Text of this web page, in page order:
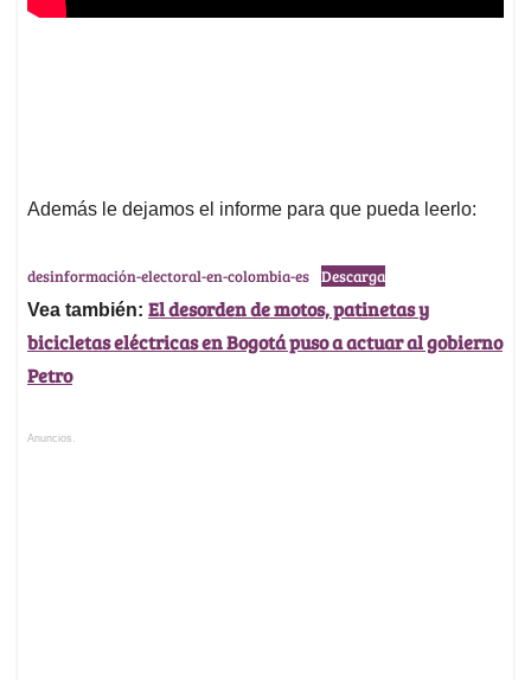
Además le dejamos el informe para que pueda leerlo:
desinformación-electoral-en-colombia-es Descarga
Vea también: El desorden de motos, patinetas y
bicicletas eléctricas en Bogotá puso a actuar al gobierno
Petro
Anuncios.